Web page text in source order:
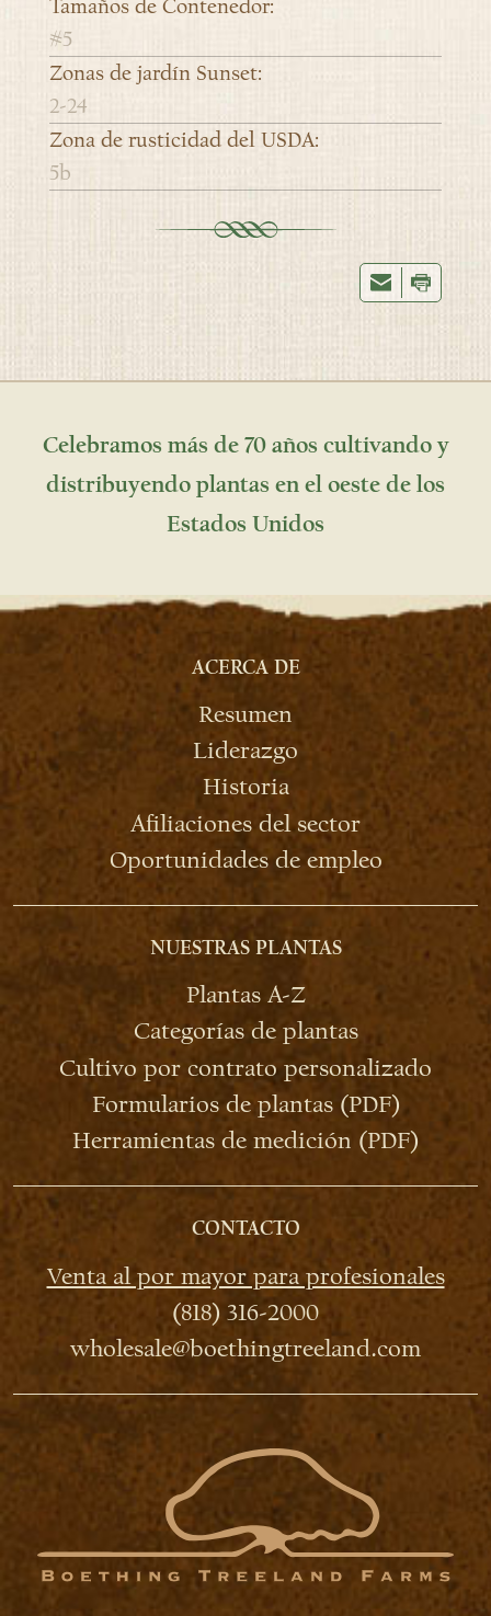
Tamaños de Contenedor:
#5
Zonas de jardín Sunset:
2-24
Zona de rusticidad del USDA:
5b
Celebramos más de 70 años cultivando y
distribuyendo plantas en el oeste de los
Estados Unidos
ACERCA DE
Resumen
Liderazgo
Historia
Afiliaciones del sector
Oportunidades de empleo
NUESTRAS PLANTAS
Plantas A-Z
Categorías de plantas
Cultivo por contrato personalizado
Formularios de plantas (PDF)
Herramientas de medición (PDF)
CONTACTO
Venta al por mayor para profesionales
(818) 316-2000
wholesale@boethingtreeland.com